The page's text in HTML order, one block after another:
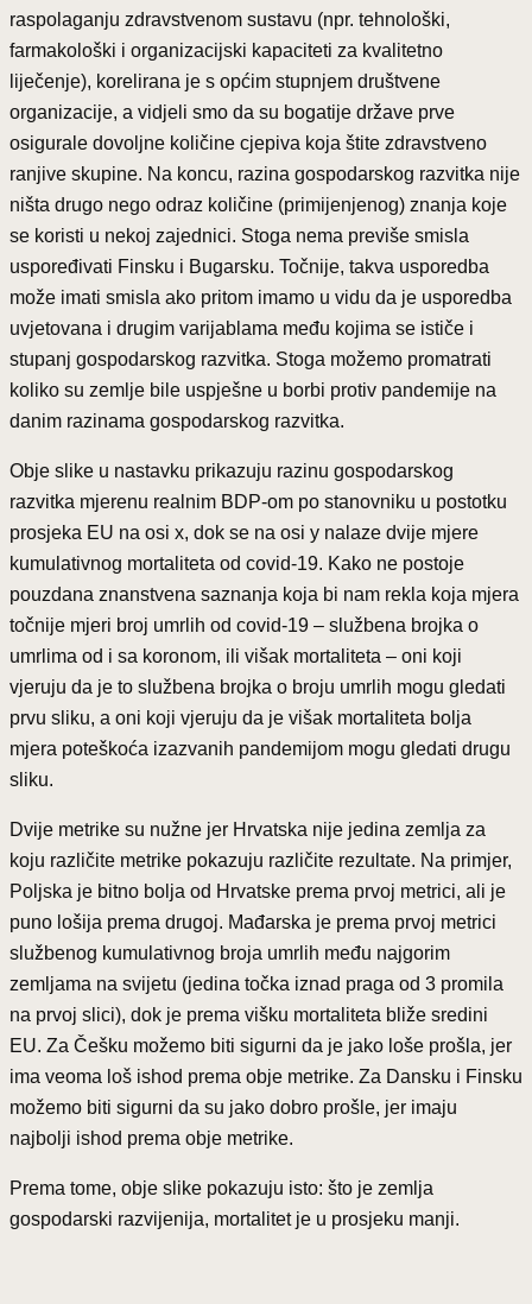
raspolaganju zdravstvenom sustavu (npr. tehnološki,
farmakološki i organizacijski kapaciteti za kvalitetno
liječenje), korelirana je s općim stupnjem društvene
organizacije, a vidjeli smo da su bogatije države prve
osigurale dovoljne količine cjepiva koja štite zdravstveno
ranjive skupine. Na koncu, razina gospodarskog razvitka nije
ništa drugo nego odraz količine (primijenjenog) znanja koje
se koristi u nekoj zajednici. Stoga nema previše smisla
uspoređivati Finsku i Bugarsku. Točnije, takva usporedba
može imati smisla ako pritom imamo u vidu da je usporedba
uvjetovana i drugim varijablama među kojima se ističe i
stupanj gospodarskog razvitka. Stoga možemo promatrati
koliko su zemlje bile uspješne u borbi protiv pandemije na
danim razinama gospodarskog razvitka.
Obje slike u nastavku prikazuju razinu gospodarskog
razvitka mjerenu realnim BDP-om po stanovniku u postotku
prosjeka EU na osi x, dok se na osi y nalaze dvije mjere
kumulativnog mortaliteta od covid-19. Kako ne postoje
pouzdana znanstvena saznanja koja bi nam rekla koja mjera
točnije mjeri broj umrlih od covid-19 – službena brojka o
umrlima od i sa koronom, ili višak mortaliteta – oni koji
vjeruju da je to službena brojka o broju umrlih mogu gledati
prvu sliku, a oni koji vjeruju da je višak mortaliteta bolja
mjera poteškoća izazvanih pandemijom mogu gledati drugu
sliku.
Dvije metrike su nužne jer Hrvatska nije jedina zemlja za
koju različite metrike pokazuju različite rezultate. Na primjer,
Poljska je bitno bolja od Hrvatske prema prvoj metrici, ali je
puno lošija prema drugoj. Mađarska je prema prvoj metrici
službenog kumulativnog broja umrlih među najgorim
zemljama na svijetu (jedina točka iznad praga od 3 promila
na prvoj slici), dok je prema višku mortaliteta bliže sredini
EU. Za Češku možemo biti sigurni da je jako loše prošla, jer
ima veoma loš ishod prema obje metrike. Za Dansku i Finsku
možemo biti sigurni da su jako dobro prošle, jer imaju
najbolji ishod prema obje metrike.
Prema tome, obje slike pokazuju isto: što je zemlja
gospodarski razvijenija, mortalitet je u prosjeku manji.